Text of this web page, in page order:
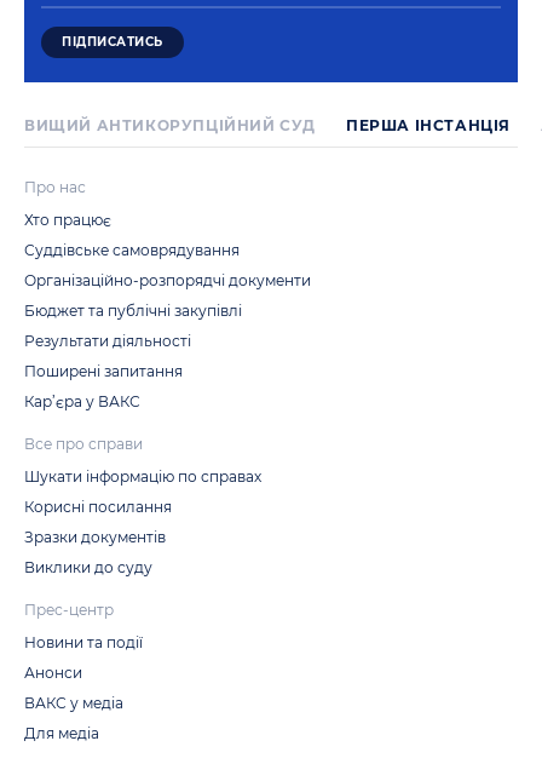
ВИЩИЙ АНТИКОРУПЦІЙНИЙ СУД ПЕРША IНСТАНЦIЯ
Про нас
Хто працює
Суддівське самоврядування
Організаційно-розпорядчі документи
Бюджет та публічні закупівлі
Результати діяльності
Поширені запитання
Кар’єра у ВАКС
Все про справи
Шукати інформацію по справах
Корисні посилання
Зразки документів
Виклики до суду
Прес-центр
Новини та події
Анонси
ВАКС у медіа
Для медіа